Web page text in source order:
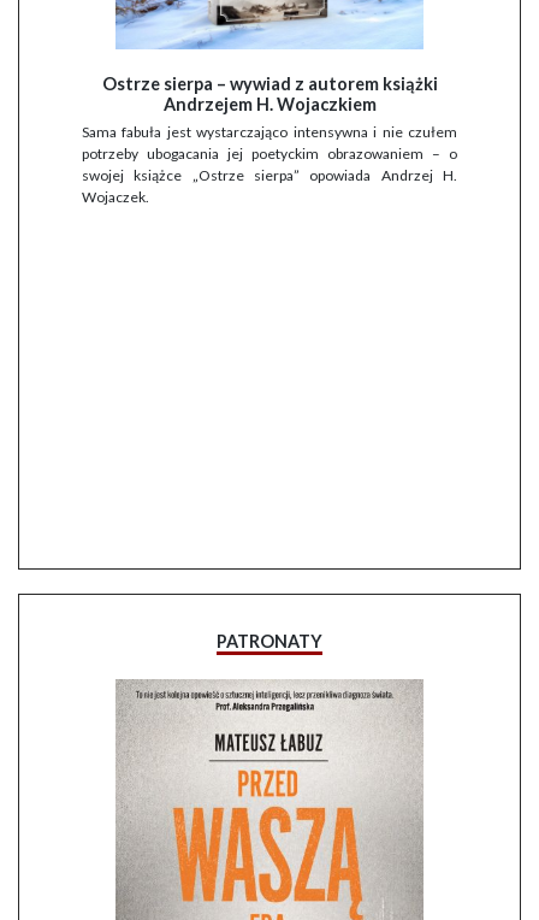
Ostrze sierpa – wywiad z autorem książki
Andrzejem H. Wojaczkiem
Sama fabuła jest wystarczająco intensywna i nie czułem
potrzeby ubogacania jej poetyckim obrazowaniem – o
swojej książce „Ostrze sierpa” opowiada Andrzej H.
Wojaczek.
PATRONATY